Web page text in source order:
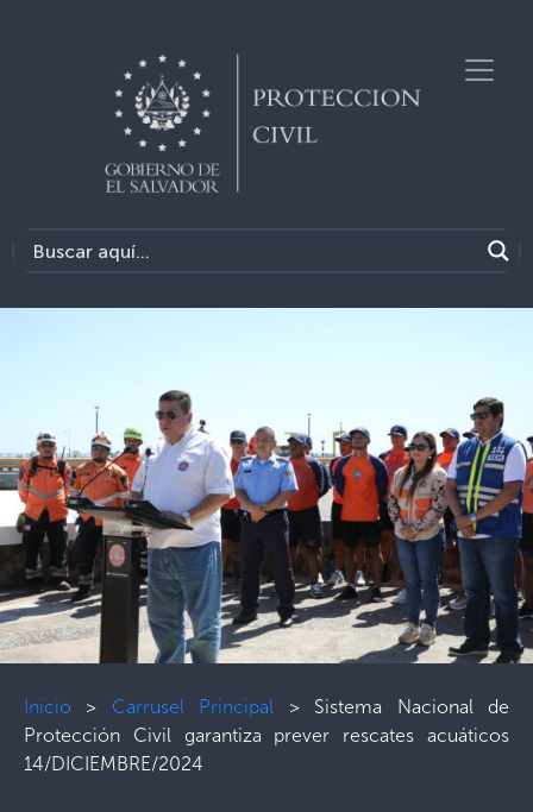
Inicio > Carrusel Principal > Sistema Nacional de
Protección Civil garantiza prever rescates acuáticos
14/DICIEMBRE/2024